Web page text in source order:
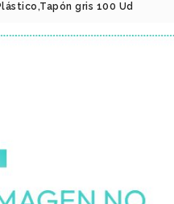
gris 100 Ud